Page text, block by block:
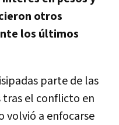
otros
los últimos
parte de las
el conflicto en
volvió a enfocarse